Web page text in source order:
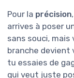
Pour la précision
arrives à poser
sans souci, mais
branche devient
tu essaies de
qui veut juste